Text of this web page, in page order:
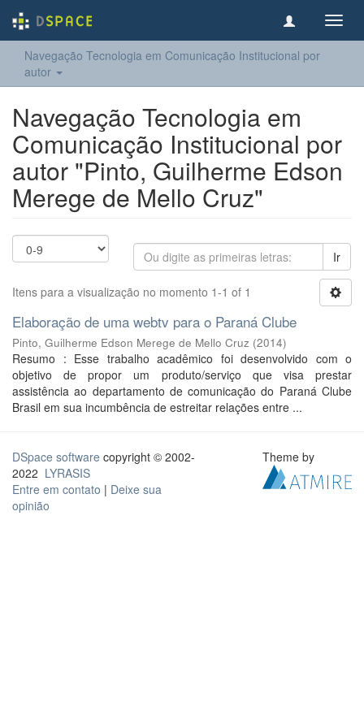
Navegação Tecnologia em Comunicação Institucional por
autor
Navegação Tecnologia em
Comunicação Institucional por
autor "Pinto, Guilherme Edson
Merege de Mello Cruz"
Ir
Itens para a visualização no momento 1-1 of 1
Elaboração de uma webtv para o Paraná Clube
Pinto, Guilherme Edson Merege de Mello Cruz (2014)
Resumo : Esse trabalho acadêmico foi desenvolvido com o
objetivo de propor um produto/serviço que visa prestar
assistência ao departamento de comunicação do Paraná Clube
Brasil em sua incumbência de estreitar relações entre ...
DSpace software copyright © 2002-
2022 LYRASIS
Entre em contato | Deixe sua
opinião
Theme by